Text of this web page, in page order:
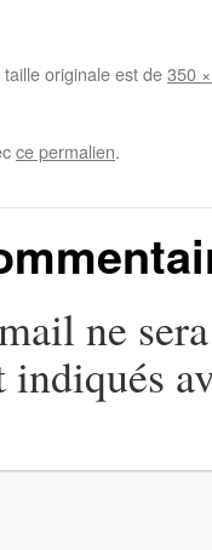
taille originale est de350
ce permalien.
ne
indiqués